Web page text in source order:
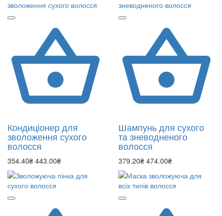
Кондиціонер для
зволоження сухого
волосся
354.40₴ 443.00₴
Шампунь для сухого
та зневодненого
волосся
379.20₴ 474.00₴